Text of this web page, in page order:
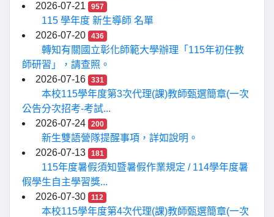
2026-07-21
957
115 學年度 新生導師 名單
2026-07-20
436
轉知有關國立彰化師範大學辦理「115年初任教
師研習」，請查照。
2026-07-16
331
本校115學年度第3次代理(課)教師甄選簡章(一次
公告分次招考-考試...
2026-07-24
200
新生雙語營隊提醒事項，詳如說明。
2026-07-13
181
115年度暑假須知暨暑假作業規定 / 114學年度暑
假學生自主學習獎...
2026-07-30
112
本校115學年度第4次代理(課)教師甄選簡章(一次